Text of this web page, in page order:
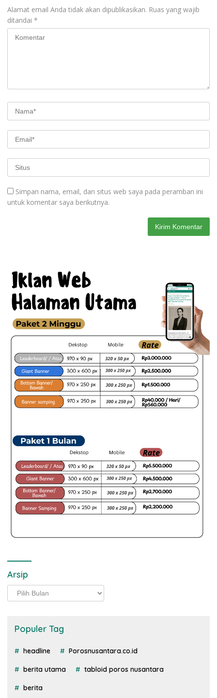
Alamat email Anda tidak akan dipublikasikan. Ruas yang wajib
ditandai *
Simpan nama, email, dan situs web saya pada peramban ini
untuk komentar saya berikutnya.
Arsip
Arsip
Populer Tag
headline Porosnusantara.co.id
berita utama tabloid poros nusantara
berita